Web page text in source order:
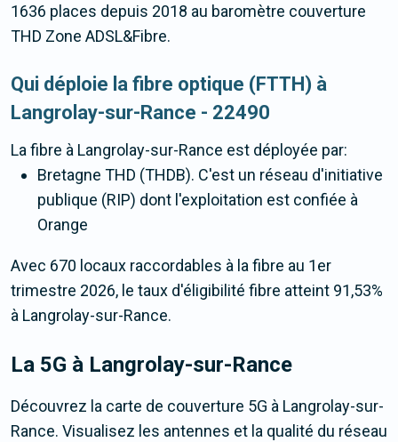
1636 places depuis 2018 au baromètre couverture
THD Zone ADSL&Fibre.
Qui déploie la fibre optique (FTTH) à
Langrolay-sur-Rance - 22490
La fibre à Langrolay-sur-Rance est déployée par:
Bretagne THD (THDB). C'est un réseau d'initiative
publique (RIP) dont l'exploitation est confiée à
Orange
Avec 670 locaux raccordables à la fibre au 1er
trimestre 2026, le taux d'éligibilité fibre atteint 91,53%
à Langrolay-sur-Rance.
La 5G à Langrolay-sur-Rance
Découvrez la carte de couverture 5G à Langrolay-sur-
Rance. Visualisez les antennes et la qualité du réseau